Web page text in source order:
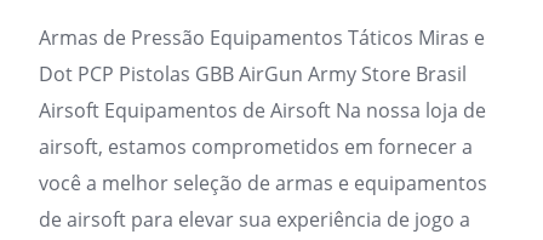
Armas de Pressão Equipamentos Táticos Miras e
Dot PCP Pistolas GBB AirGun Army Store Brasil
Airsoft Equipamentos de Airsoft Na nossa loja de
airsoft, estamos comprometidos em fornecer a
você a melhor seleção de armas e equipamentos
de airsoft para elevar sua experiência de jogo a